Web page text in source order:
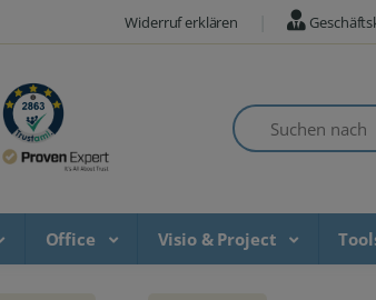
Widerruf erklären
Suchen nach
Office Visio & Project